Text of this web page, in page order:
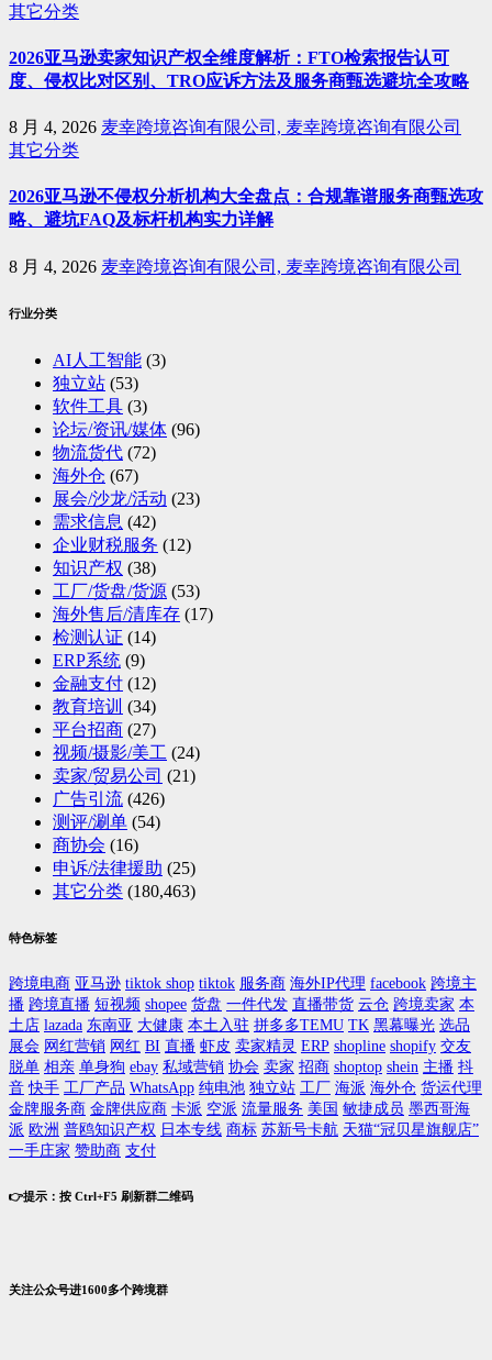
其它分类
2026亚马逊卖家知识产权全维度解析：FTO检索报告认可
度、侵权比对区别、TRO应诉方法及服务商甄选避坑全攻略
8 月 4, 2026 麦幸跨境咨询有限公司, 麦幸跨境咨询有限公司
其它分类
2026亚马逊不侵权分析机构大全盘点：合规靠谱服务商甄选攻
略、避坑FAQ及标杆机构实力详解
8 月 4, 2026 麦幸跨境咨询有限公司, 麦幸跨境咨询有限公司
行业分类
AI人工智能 (3)
独立站 (53)
软件工具 (3)
论坛/资讯/媒体 (96)
物流货代 (72)
海外仓 (67)
展会/沙龙/活动 (23)
需求信息 (42)
企业财税服务 (12)
知识产权 (38)
工厂/货盘/货源 (53)
海外售后/清库存 (17)
检测认证 (14)
ERP系统 (9)
金融支付 (12)
教育培训 (34)
平台招商 (27)
视频/摄影/美工 (24)
卖家/贸易公司 (21)
广告引流 (426)
测评/涮单 (54)
商协会 (16)
申诉/法律援助 (25)
其它分类 (180,463)
特色标签
跨境电商 亚马逊 tiktok shop tiktok 服务商 海外IP代理 facebook 跨境主
播 跨境直播 短视频 shopee 货盘 一件代发 直播带货 云仓 跨境卖家 本
土店 lazada 东南亚 大健康 本土入驻 拼多多TEMU TK 黑幕曝光 选品
展会 网红营销 网红 BI 直播 虾皮 卖家精灵 ERP shopline shopify 交友
脱单 相亲 单身狗 ebay 私域营销 协会 卖家 招商 shoptop shein 主播 抖
音 快手 工厂产品 WhatsApp 纯电池 独立站 工厂 海派 海外仓 货运代理
金牌服务商 金牌供应商 卡派 空派 流量服务 美国 敏捷成员 墨西哥海
派 欧洲 普鸥知识产权 日本专线 商标 苏新号卡航 天猫“冠贝星旗舰店”
一手庄家 赞助商 支付
👉提示：按 Ctrl+F5 刷新群二维码
关注公众号进1600多个跨境群